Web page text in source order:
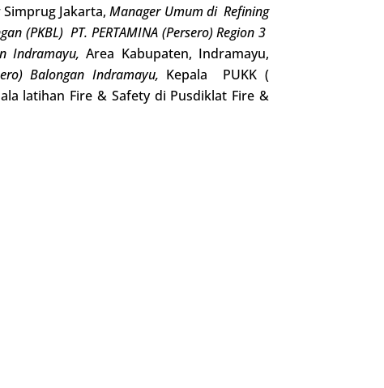
Simprug Jakarta,Manager Umum di Refining
(PKBL) PT. PERTAMINA (Persero) Region 3
Indramayu, Area Kabupaten, Indramayu,
Balongan Indramayu, Kepala PUKK (
latihan Fire & Safety di Pusdiklat Fire &